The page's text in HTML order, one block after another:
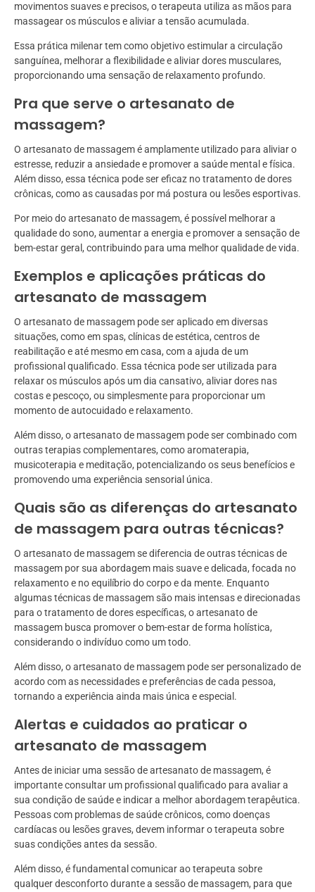
movimentos suaves e precisos, o terapeuta utiliza as mãos para
massagear os músculos e aliviar a tensão acumulada.
Essa prática milenar tem como objetivo estimular a circulação
sanguínea, melhorar a flexibilidade e aliviar dores musculares,
proporcionando uma sensação de relaxamento profundo.
Pra que serve o artesanato de
massagem?
O artesanato de massagem é amplamente utilizado para aliviar o
estresse, reduzir a ansiedade e promover a saúde mental e física.
Além disso, essa técnica pode ser eficaz no tratamento de dores
crônicas, como as causadas por má postura ou lesões esportivas.
Por meio do artesanato de massagem, é possível melhorar a
qualidade do sono, aumentar a energia e promover a sensação de
bem-estar geral, contribuindo para uma melhor qualidade de vida.
Exemplos e aplicações práticas do
artesanato de massagem
O artesanato de massagem pode ser aplicado em diversas
situações, como em spas, clínicas de estética, centros de
reabilitação e até mesmo em casa, com a ajuda de um
profissional qualificado. Essa técnica pode ser utilizada para
relaxar os músculos após um dia cansativo, aliviar dores nas
costas e pescoço, ou simplesmente para proporcionar um
momento de autocuidado e relaxamento.
Além disso, o artesanato de massagem pode ser combinado com
outras terapias complementares, como aromaterapia,
musicoterapia e meditação, potencializando os seus benefícios e
promovendo uma experiência sensorial única.
Quais são as diferenças do artesanato
de massagem para outras técnicas?
O artesanato de massagem se diferencia de outras técnicas de
massagem por sua abordagem mais suave e delicada, focada no
relaxamento e no equilíbrio do corpo e da mente. Enquanto
algumas técnicas de massagem são mais intensas e direcionadas
para o tratamento de dores específicas, o artesanato de
massagem busca promover o bem-estar de forma holística,
considerando o indivíduo como um todo.
Além disso, o artesanato de massagem pode ser personalizado de
acordo com as necessidades e preferências de cada pessoa,
tornando a experiência ainda mais única e especial.
Alertas e cuidados ao praticar o
artesanato de massagem
Antes de iniciar uma sessão de artesanato de massagem, é
importante consultar um profissional qualificado para avaliar a
sua condição de saúde e indicar a melhor abordagem terapêutica.
Pessoas com problemas de saúde crônicos, como doenças
cardíacas ou lesões graves, devem informar o terapeuta sobre
suas condições antes da sessão.
Além disso, é fundamental comunicar ao terapeuta sobre
qualquer desconforto durante a sessão de massagem, para que